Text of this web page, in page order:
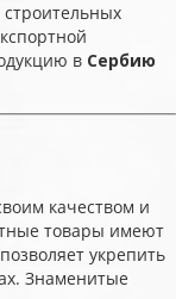
в Сербию
качеством и
товары имеют
укрепить
Знаменитые